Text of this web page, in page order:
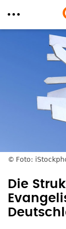
Foto:
Die